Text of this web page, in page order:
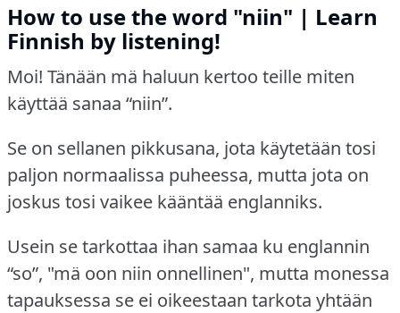
How to use the word "niin" | Learn
Finnish by listening!
Moi! Tänään mä haluun kertoo teille miten
käyttää sanaa “niin”.
Se on sellanen pikkusana, jota käytetään tosi
paljon normaalissa puheessa, mutta jota on
joskus tosi vaikee kääntää englanniks.
Usein se tarkottaa ihan samaa ku englannin
“so”, "mä oon niin onnellinen", mutta monessa
tapauksessa se ei oikeestaan tarkota yhtään